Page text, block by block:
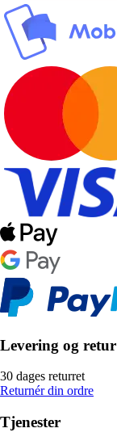
Levering og retur
30 dages returret
Returnér din ordre
Tjenester